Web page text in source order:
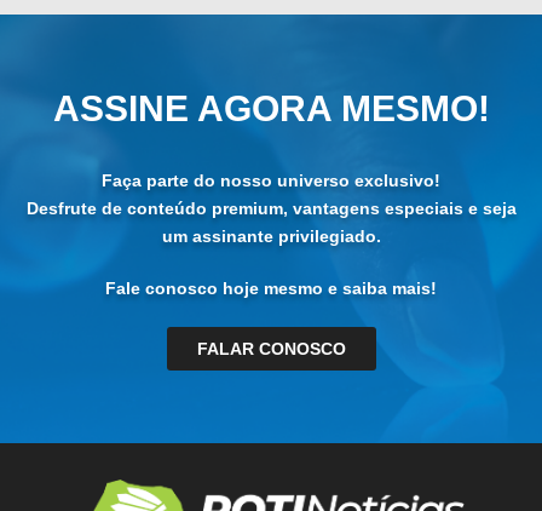
ASSINE AGORA MESMO!
Faça parte do nosso universo exclusivo!
Desfrute de conteúdo premium, vantagens especiais e seja
um assinante privilegiado.
Fale conosco hoje mesmo e saiba mais!
FALAR CONOSCO